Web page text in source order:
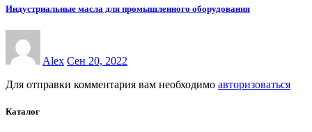
Индустриальные масла для промышленного оборудования
Alex Сен 20, 2022
Для отправки комментария вам необходимо авторизоваться
Каталог